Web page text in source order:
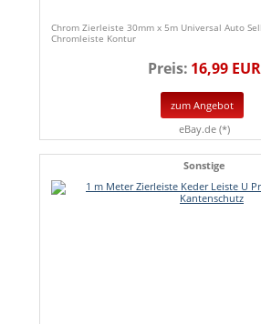
Chrom Zierleiste 30mm x 5m Universal Auto
Chromleiste Kontur
Preis: 16,99 EUR
zum Angebot
eBay.de (*)
Sonstige